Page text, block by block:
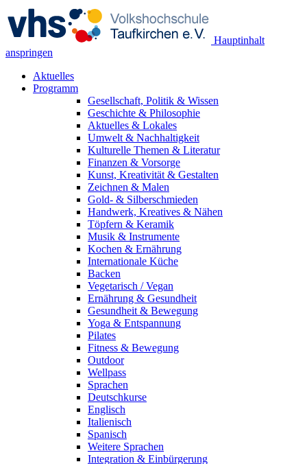
Hauptinhalt
anspringen
Aktuelles
Programm
Gesellschaft, Politik & Wissen
Geschichte & Philosophie
Aktuelles & Lokales
Umwelt & Nachhaltigkeit
Kulturelle Themen & Literatur
Finanzen & Vorsorge
Kunst, Kreativität & Gestalten
Zeichnen & Malen
Gold- & Silberschmieden
Handwerk, Kreatives & Nähen
Töpfern & Keramik
Musik & Instrumente
Kochen & Ernährung
Internationale Küche
Backen
Vegetarisch / Vegan
Ernährung & Gesundheit
Gesundheit & Bewegung
Yoga & Entspannung
Pilates
Fitness & Bewegung
Outdoor
Wellpass
Sprachen
Deutschkurse
Englisch
Italienisch
Spanisch
Weitere Sprachen
Integration & Einbürgerung